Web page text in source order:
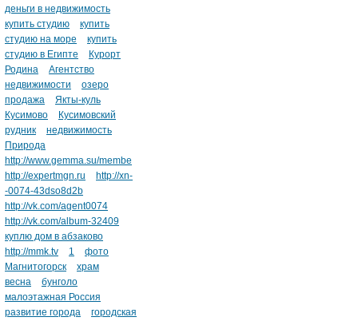
деньги в недвижимость
купить студию
купить
студию на море
купить
студию в Египте
Курорт
Родина
Агентство
недвижимости
озеро
продажа
Якты-куль
Кусимово
Кусимовский
рудник
недвижимость
Природа
http://www.gemma.su/membe
http://expertmgn.ru
http://xn-
-0074-43dso8d2b
http://vk.com/agent0074
http://vk.com/album-32409
куплю дом в абзаково
http://mmk.tv
1
фото
Магнитогорск
храм
весна
бунголо
малоэтажная Россия
развитие города
городская